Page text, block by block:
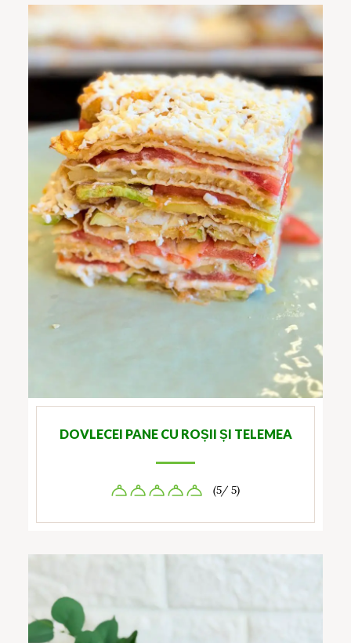
DOVLECEI PANE CU ROȘII ȘI TELEMEA
(5/ 5)